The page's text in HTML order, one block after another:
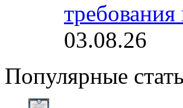
03.08.26
Популярные